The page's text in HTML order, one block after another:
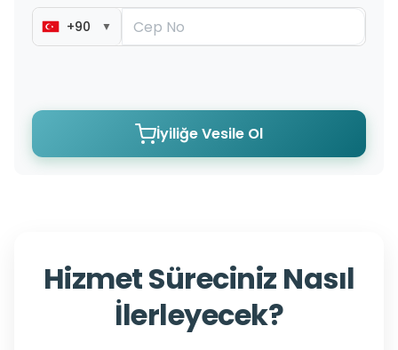
+90 ▼
İyiliğe Vesile Ol
Hizmet Süreciniz Nasıl
İlerleyecek?